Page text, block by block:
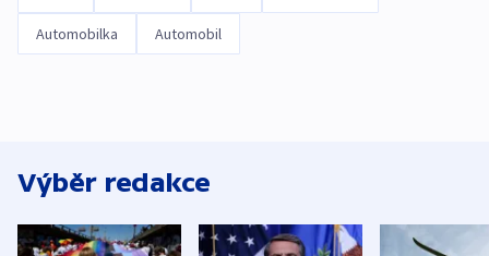
Automobilka Automobil
Výběr redakce